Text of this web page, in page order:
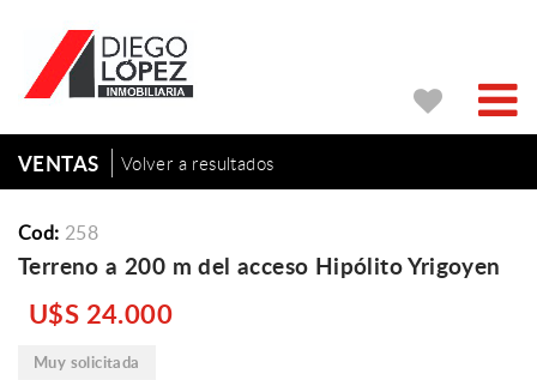
VENTAS Volver a resultados
Cod: 258
Terreno a 200 m del acceso Hipólito Yrigoyen
U$S 24.000
Muy solicitada